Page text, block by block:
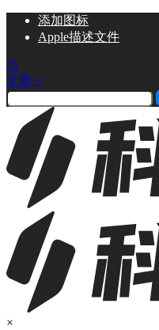
添加图标
Apple描述文件
文章
×